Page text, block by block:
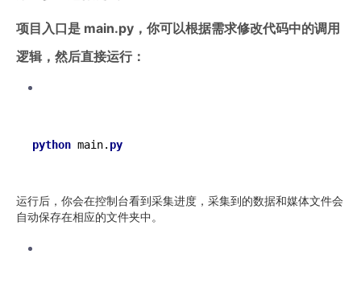
项目入口是 main.py，你可以根据需求修改代码中的调用
逻辑，然后直接运行：
python main. py
运行后，你会在控制台看到采集进度，采集到的数据和媒体文件会
自动保存在相应的文件夹中。